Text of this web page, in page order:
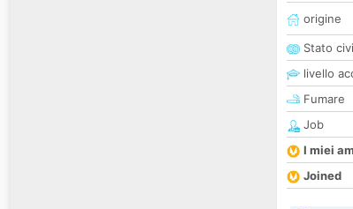
origine
Stato
livello
Fumare
Job
I miei
Joined